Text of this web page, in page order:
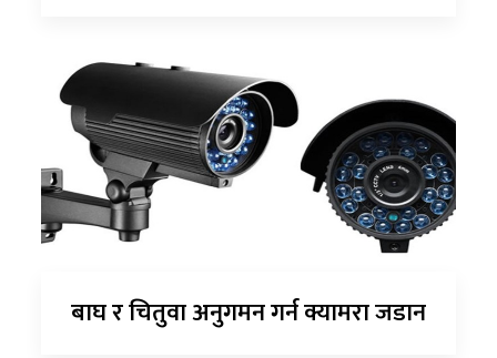
बाघ र चितुवा अनुगमन गर्न क्यामरा जडान